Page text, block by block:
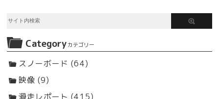
Categoryカテゴリー
スノーボード (64)
映像 (9)
滑走レポート (415)